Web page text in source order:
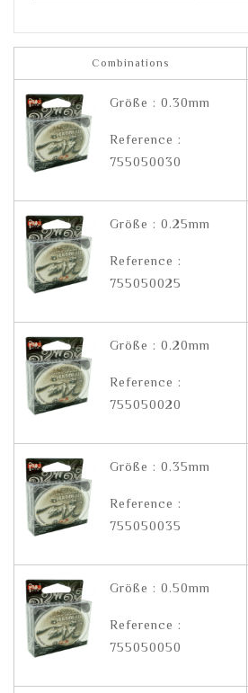
Combinations
Größe : 0.30mm
Reference :
755050030
Größe : 0.25mm
Reference :
755050025
Größe : 0.20mm
Reference :
755050020
Größe : 0.35mm
Reference :
755050035
Größe : 0.50mm
Reference :
755050050